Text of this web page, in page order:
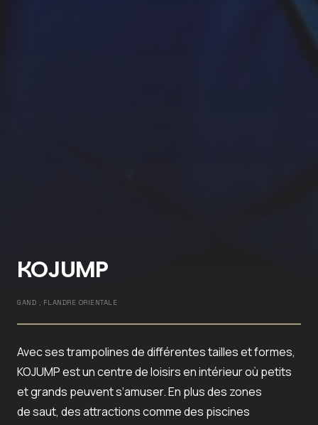
KOJUMP
GAND , FLANDRE ORIENTALE
Avec ses trampolines de différentes tailles et formes,
KOJUMP est un centre de loisirs en intérieur où petits
et grands peuvent s’amuser. En plus des zones
de saut, des attractions comme des piscines